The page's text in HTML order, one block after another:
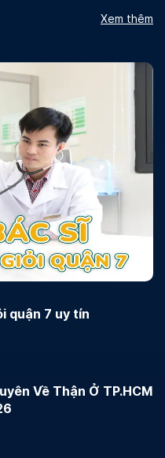
Xem thêm
quận 7 uy tín
Về Thận Ở TP.HCM